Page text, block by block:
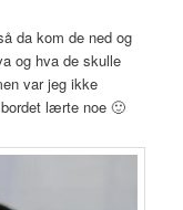
da kom de ned og
og hva de skulle
var jeg ikke
lærte noe 🙂